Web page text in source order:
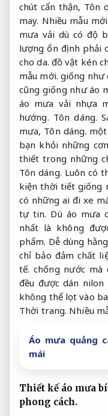
chút cẩn thận, Tôn
may. Nhiều mẫu mới.
mưa vải dù có độ
lượng ổn định phải
cho da. đồ vật kén
mẫu mới. giống như
cũng giống như áo
áo mưa vải nhựa
hướng. Tôn dáng.
mưa, Tôn dáng.
bạn khỏi những
thiết trong những
Tôn dáng. Luôn có
kiện thời tiết giống
có những ai đi xe
tự tin. Dù áo mưa
nhất là không
phẩm. Dễ dùng
chỉ bảo đảm chất
tế. chống nước mà
đều được dán
không thể lọt vào
Thời trang. Nhiều
Áo mưa quảng
mái
Thiết kế áo mưa
phong cách.